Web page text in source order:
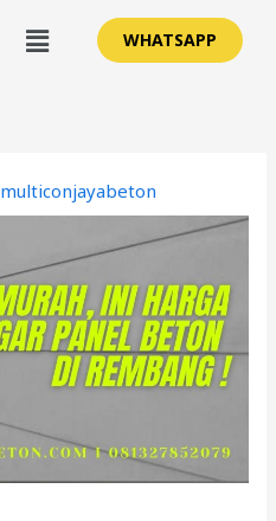
Menu WHATSAPP
multiconjayabeton